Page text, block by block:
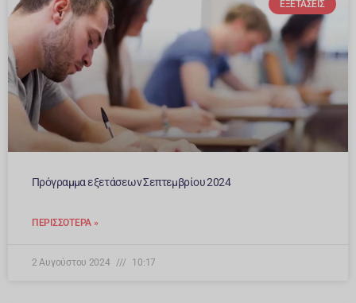
ΕΞΕΤΆΣΕΙΣ
Πρόγραμμα εξετάσεων Σεπτεμβρίου 2024
ΠΕΡΙΣΣΌΤΕΡΑ »
2 Αυγούστου 2024 10:17